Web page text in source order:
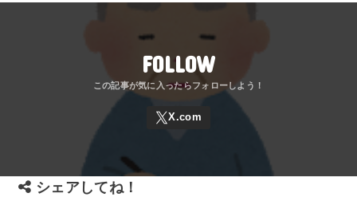
FOLLOW
シェアしてね！